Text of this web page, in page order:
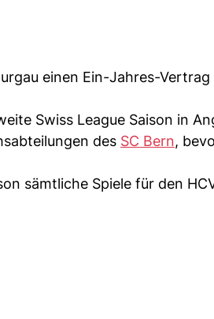
einen Ein-Jahres-
Swiss League Saison in
des SC Bern,
sämtliche Spiele für den